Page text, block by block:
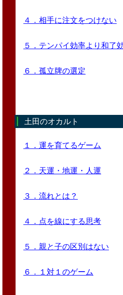
４．相手に注文をつけない
５．テンパイ効率より和了
６．孤立牌の選定
土田のオカルト
１．運を育てるゲーム
２．天運・地運・人運
３．流れとは？
４．点を線にする思考
５．親と子の区別はない
６．１対１のゲーム